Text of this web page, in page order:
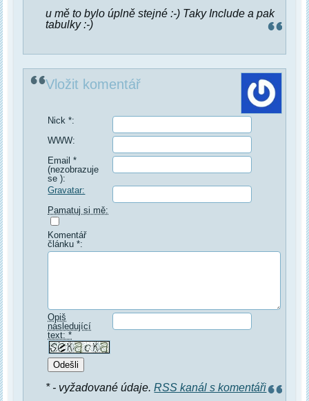
u mě to bylo úplně stejné :-) Taky Include a pak
tabulky :-)
Vložit komentář
Nick *:
WWW:
Email *
(nezobrazuje
se ):
Gravatar:
Pamatuj si mě:
Komentář
článku *:
Opiš
následující
text: *
* - vyžadované údaje.RSS kanál s komentáři